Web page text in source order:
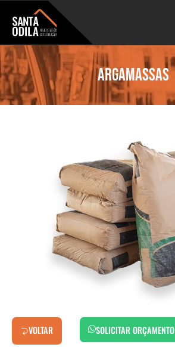
Argamassas
VOLTAR SOLICITAR ORÇAMENTO